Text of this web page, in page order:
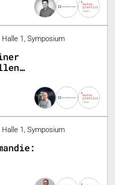
1, Symposium
und
konkrete
1, Symposium